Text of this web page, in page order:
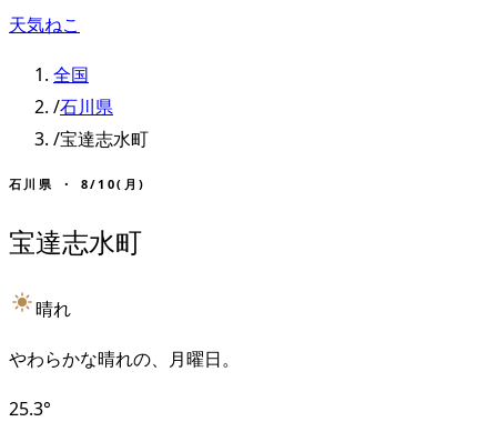
天気ねこ
全国
/石川県
/宝達志水町
石川県 ・ 8/10(月)
宝達志水町
晴れ
やわらかな晴れの、月曜日。
25.3°